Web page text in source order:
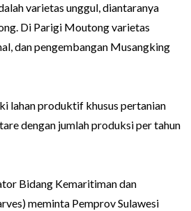
varietas unggul, diantaranya
Di Parigi Moutong varietas
dan pengembangan Musangking
lahan produktif khusus pertanian
dengan jumlah produksi per tahun
Bidang Kemaritiman dan
meminta Pemprov Sulawesi